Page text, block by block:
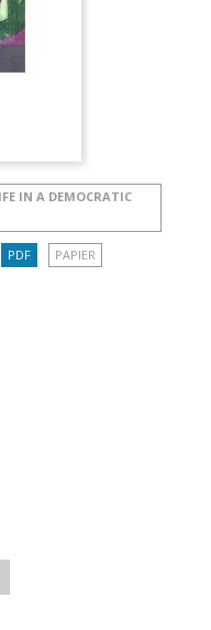
IN A DEMOCRATIC
PDF PAPIER